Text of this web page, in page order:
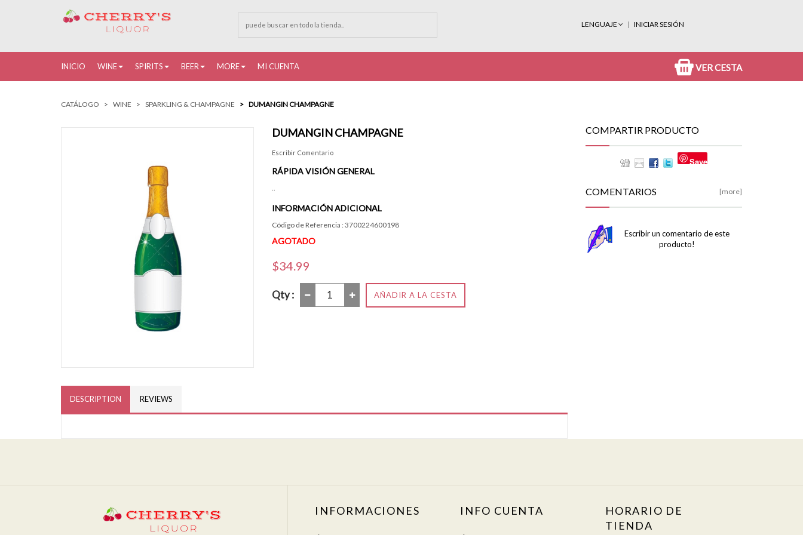
LENGUAJE INICIAR SESIÓN
INICIO WINE SPIRITS BEER MORE MI CUENTA VER CESTA
CATÁLOGO WINE SPARKLING & CHAMPAGNE DUMANGIN CHAMPAGNE
DUMANGIN CHAMPAGNE
Escribir Comentario
RÁPIDA VISIÓN GENERAL
..
INFORMACIÓN ADICIONAL
Código de Referencia : 3700224600198
AGOTADO
$34.99
Qty : AÑADIR A LA CESTA
DESCRIPTION REVIEWS
COMPARTIR PRODUCTO
Save
COMENTARIOS [more]
Escribir un comentario de este
producto!
INFORMACIONES INFO CUENTA
HORARIO DE
TIENDA